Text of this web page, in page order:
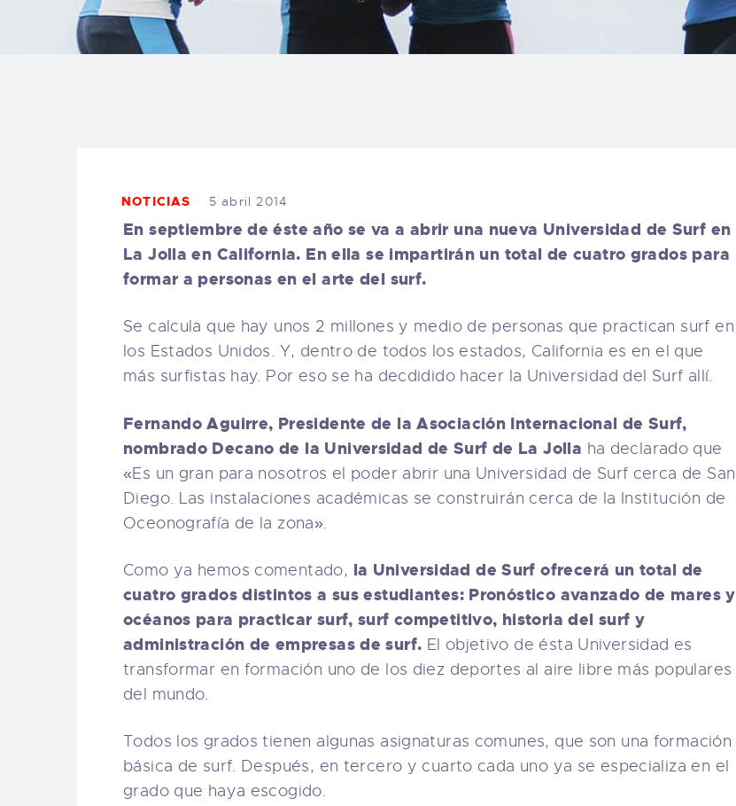
BLOG
TIENDA FAMILY
SURFERS
WEBCAM SALINAS
PEDIDOS
NOTICIAS 5 abril 2014
En septiembre de éste año se va a abrir una nueva Universidad de Surf en
La Jolla en California. En ella se impartirán un total de cuatro grados para
formar a personas en el arte del surf.
Se calcula que hay unos 2 millones y medio de personas que practican surf en
los Estados Unidos. Y, dentro de todos los estados, California es en el que
más surfistas hay. Por eso se ha decdidido hacer la Universidad del Surf allí.
Fernando Aguirre, Presidente de la Asociación Internacional de Surf,
nombrado Decano de la Universidad de Surf de La Jolla ha declarado que
«Es un gran para nosotros el poder abrir una Universidad de Surf cerca de San
Diego. Las instalaciones académicas se construirán cerca de la Institución de
Oceonografía de la zona».
Como ya hemos comentado, la Universidad de Surf ofrecerá un total de
cuatro grados distintos a sus estudiantes: Pronóstico avanzado de mares y
océanos para practicar surf, surf competitivo, historia del surf y
administración de empresas de surf. El objetivo de ésta Universidad es
transformar en formación uno de los diez deportes al aire libre más populares
del mundo.
Todos los grados tienen algunas asignaturas comunes, que son una formación
básica de surf. Después, en tercero y cuarto cada uno ya se especializa en el
grado que haya escogido.